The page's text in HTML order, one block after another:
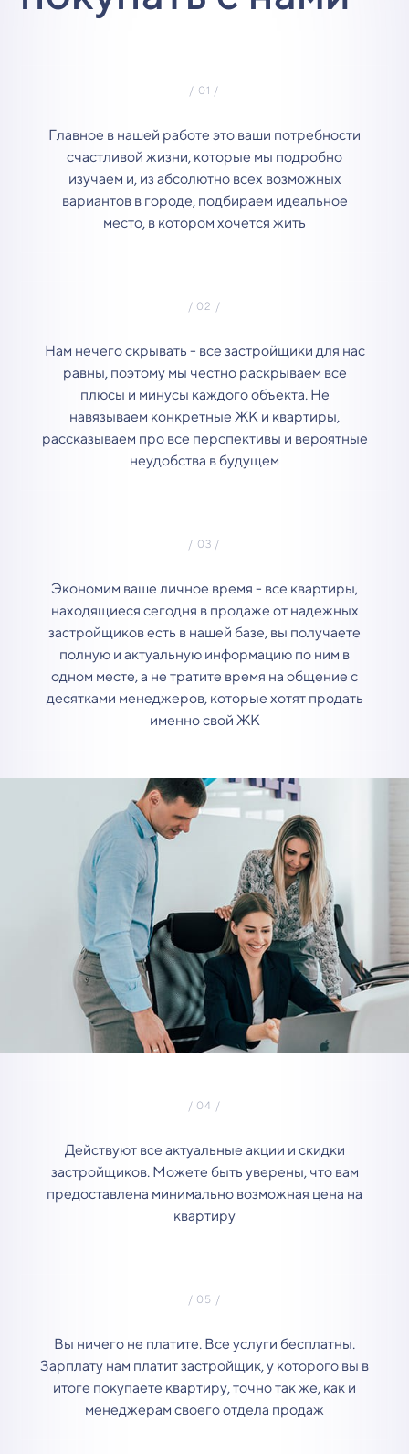
Главное в нашей работе это ваши потребности
счастливой жизни, которые мы подробно
изучаем и, из абсолютно всех возможных
вариантов в городе, подбираем идеальное
место, в котором хочется жить
Нам нечего скрывать - все застройщики для нас
равны, поэтому мы честно раскрываем все
плюсы и минусы каждого объекта. Не
навязываем конкретные ЖК и квартиры,
рассказываем про все перспективы и вероятные
неудобства в будущем
Экономим ваше личное время - все квартиры,
находящиеся сегодня в продаже от надежных
застройщиков есть в нашей базе, вы получаете
полную и актуальную информацию по ним в
одном месте, а не тратите время на общение с
десятками менеджеров, которые хотят продать
именно свой ЖК
Действуют все актуальные акции и скидки
застройщиков. Можете быть уверены, что вам
предоставлена минимально возможная цена на
квартиру
Вы ничего не платите. Все услуги бесплатны.
Зарплату нам платит застройщик, у которого вы в
итоге покупаете квартиру, точно так же, как и
менеджерам своего отдела продаж